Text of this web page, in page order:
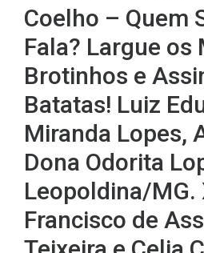
Coelho – Quem
Fala? Largue os
Brotinhos e
Batatas! Luiz
Miranda Lopes,
Dona Odorita
Leopoldina/MG.
Francisco de